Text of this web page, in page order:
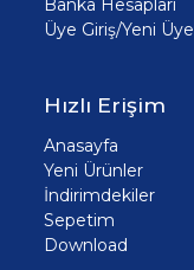
Banka Hesapları
Üye Giriş/Yeni Üye
Hızlı Erişim
Anasayfa
Yeni Ürünler
İndirimdekiler
Sepetim
Download